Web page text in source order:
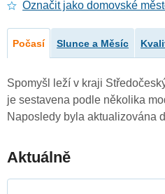
Označit jako domovské
Počasí Slunce a Měsíc
Spomyšl leží v kraji
je sestavena podle několika
Naposledy byla aktualizována
Aktuálně